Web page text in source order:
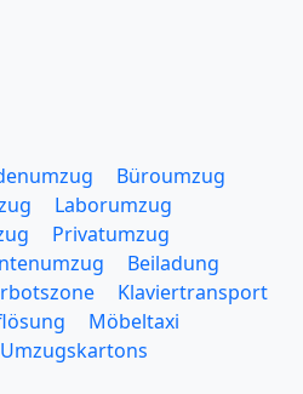
Büroumzug
Laborumzug
Privatumzug
Beiladung
Klaviertransport
Möbeltaxi
Umzugskartons